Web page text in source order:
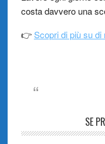
costa davvero una
👉Scopri di più su di
SE